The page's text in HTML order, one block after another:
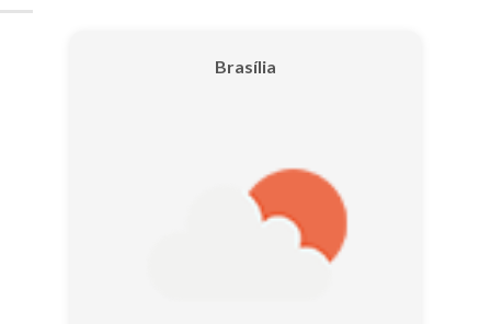
Brasília